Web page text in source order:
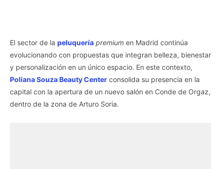
El sector de la peluquería premium en Madrid continúa
evolucionando con propuestas que integran belleza, bienestar
y personalización en un único espacio. En este contexto,
Poliana Souza Beauty Center consolida su presencia en la
capital con la apertura de un nuevo salón en Conde de Orgaz,
dentro de la zona de Arturo Soria.